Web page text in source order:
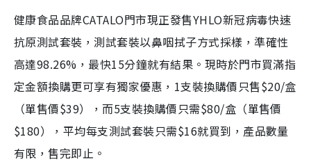
健康食品品牌CATALO門市現正發售YHLO新冠病毒快速
抗原測試套裝，測試套裝以鼻咽拭子方式採樣，準確性
高達98.26%，最快15分鐘就有結果。現時於門市買滿指
定金額換購更可享有獨家優惠，1支裝換購價只售$20/盒
（單售價$39），而5支裝換購價只需$80/盒（單售價
$180），平均每支測試套裝只需$16就買到，產品數量
有限，售完即止。